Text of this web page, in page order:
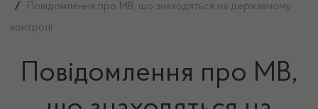
/
Повідомлення про МВ, що знаходяться на державному
контролі
Повідомлення про МВ,